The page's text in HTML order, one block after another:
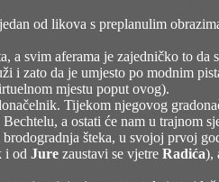
od likova s preplanulim
svim aferama je zajedničko to da
zato da je umjesto po modnim
mjestu poput ovog).
Tijekom njegovog
a ostati će nam u trajnom
šteka, u svojoj prvoj
i od Jure zaustavi se vjetre Radića),